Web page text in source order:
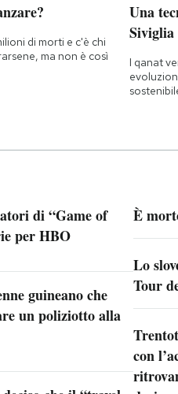
di morti e c'è chi
ma non è così
Una
Siviglia
I qanat
di “Game of
per HBO
guineano che
un poliziotto alla
È
Lo
Tour
con